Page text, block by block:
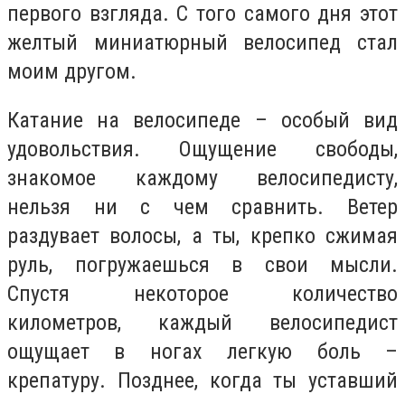
первого взгляда. С того самого дня этот
желтый миниатюрный велосипед стал
моим другом.
Катание на велосипеде – особый вид
удовольствия. Ощущение свободы,
знакомое каждому велосипедисту,
нельзя ни с чем сравнить. Ветер
раздувает волосы, а ты, крепко сжимая
руль, погружаешься в свои мысли.
Спустя некоторое количество
километров, каждый велосипедист
ощущает в ногах легкую боль –
крепатуру. Позднее, когда ты уставший